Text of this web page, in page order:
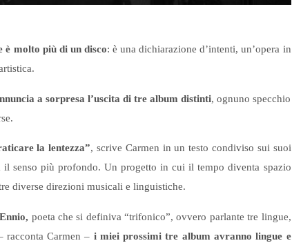
è molto più di un disco: è una dichiarazione d’intenti, un’opera in
a sorpresa l’uscita di tre album distinti, ognuno specchio
la lentezza”, scrive Carmen in un testo condiviso sui suoi
il senso più profondo. Un progetto in cui il tempo diventa spazio
diverse direzioni musicali e linguistiche.
poeta che si definiva “trifonico”, ovvero parlante tre lingue,
racconta Carmen – i miei prossimi tre album avranno lingue e